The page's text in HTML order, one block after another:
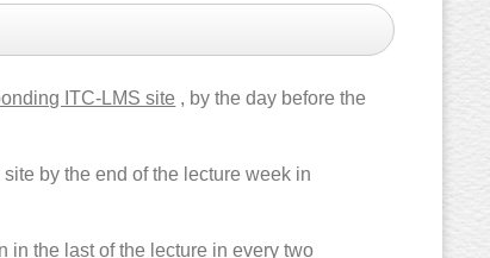
ITC-LMS site , by the day before the
by the end of the lecture week in
in the last of the lecture in every two